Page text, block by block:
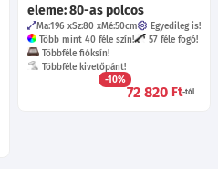
eleme: 80-as polcos
Ma:196 Sz:80 Mé:50cm
Egyedileg is!
Több mint 40 féle szín!
57 féle fogó!
Többféle fióksín!
Többféle kivetőpánt!
-10%
72 820 Ft-tól